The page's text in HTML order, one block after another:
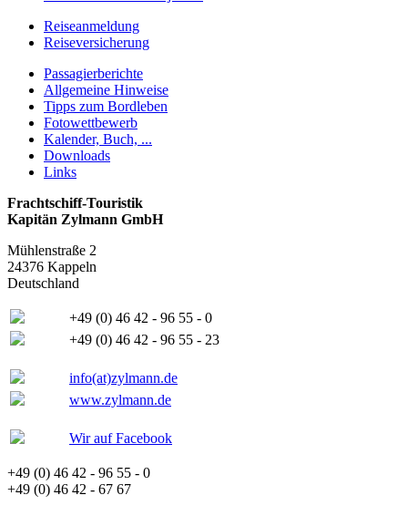
Reiseanmeldung
Reiseversicherung
Passagierberichte
Allgemeine Hinweise
Tipps zum Bordleben
Fotowettbewerb
Kalender, Buch, ...
Downloads
Links
Frachtschiff-Touristik
Kapitän Zylmann GmbH
Mühlenstraße 2
24376 Kappeln
Deutschland
+49 (0) 46 42 - 96 55 - 0
+49 (0) 46 42 - 96 55 - 23
info(at)zylmann.de
www.zylmann.de
Wir auf Facebook
+49 (0) 46 42 - 96 55 - 0
+49 (0) 46 42 - 67 67